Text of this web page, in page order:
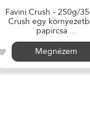
Favini Crush - 250g/
Crush egy
papírcsa ...
Megnézem